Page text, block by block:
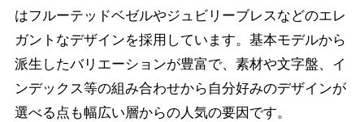
はフルーテッドベゼルやジュビリーブレスなどのエレ
ガントなデザインを採用しています。基本モデルから
派生したバリエーションが豊富で、素材や文字盤、イ
ンデックス等の組み合わせから自分好みのデザインが
選べる点も幅広い層からの人気の要因です。